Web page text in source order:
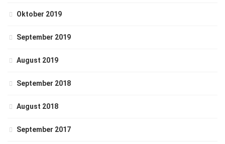
Oktober 2019
September 2019
August 2019
September 2018
August 2018
September 2017